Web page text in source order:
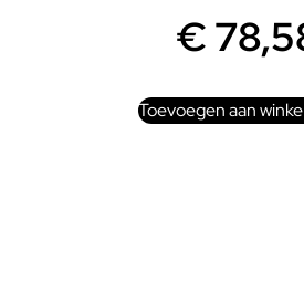
€
Toevoegen aan